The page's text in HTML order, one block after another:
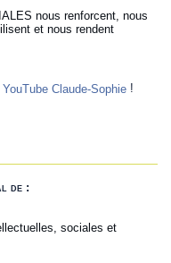
nous renforcent, nous
et nous rendent
Claude-Sophie!
de :
sociales et